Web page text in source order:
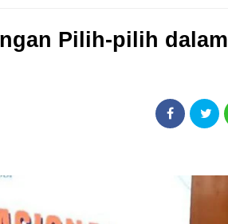
Pilih-pilih dalam